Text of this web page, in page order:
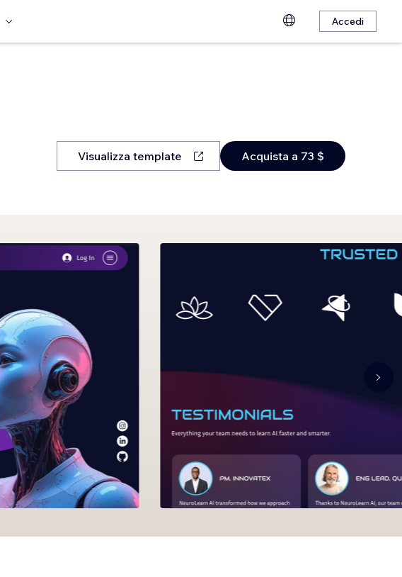
Accedi
Visualizza template Acquista a 73 $